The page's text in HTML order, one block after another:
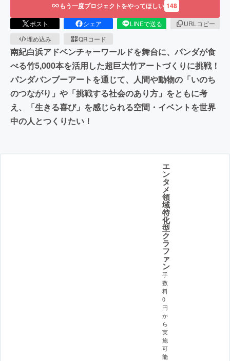
もう一度プロジェクトをやってほしい 148
ポスト シェア LINEで送る
URLコピー
埋め込み
QRコード
南紀白浜アドベンチャーワールドを舞台に、パンダが食
べる竹5,000本を活用した超巨大竹アートづくりに挑戦！
パンダバンブーアートを通じて、人間や動物の「いのち
のつながり」や「挑戦する社会のあり方」をともに考
え、「生きる喜び」を感じられる空間・イベントを世界
中の人とつくりたい！
エ
ン
タ
メ
領
域
特
化
型
ク
ラ
フ
ァ
ン
手
数
料
0
円
か
ら
実
施
可
能